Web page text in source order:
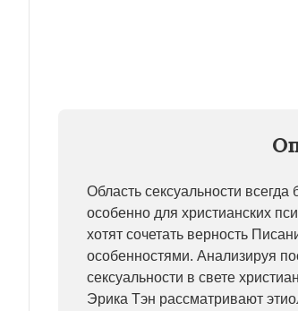
Область сексуальности
особенно для христианских
хотят сочетать верность
особенностями. Анализируя
сексуальности в свете
Эрика Тэн рассматривают